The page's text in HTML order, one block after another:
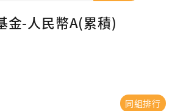
金-人民幣A(累積)
同組排行